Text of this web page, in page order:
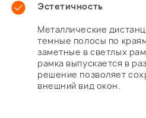
Эстетичность
Металлические
темные полосы по
заметные в светлых
рамка выпускается в
решение позволяет
внешний вид окон.